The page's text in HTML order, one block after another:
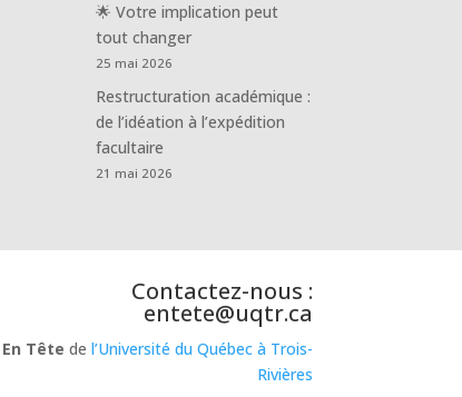
🌟 Votre implication peut
tout changer
25 mai 2026
Restructuration académique :
de l’idéation à l’expédition
facultaire
21 mai 2026
Contactez-nous :
entete@uqtr.ca
En Tête de l’Université du Québec à Trois-
Rivières